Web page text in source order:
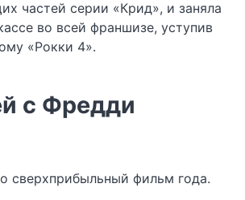
частей серии «Крид», и заняла
во всей франшизе, уступив
«Рокки 4».
с Фредди
сверхприбыльный фильм года.